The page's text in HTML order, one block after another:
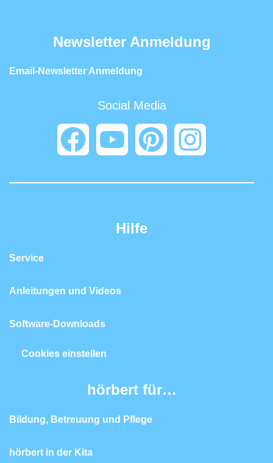
Newsletter Anmeldung
Email-Newsletter Anmeldung
Social Media
Hilfe
Service
Anleitungen und Videos
Software-Downloads
Cookies einstellen
hörbert für…
Bildung, Betreuung und Pflege
hörbert in der Kita